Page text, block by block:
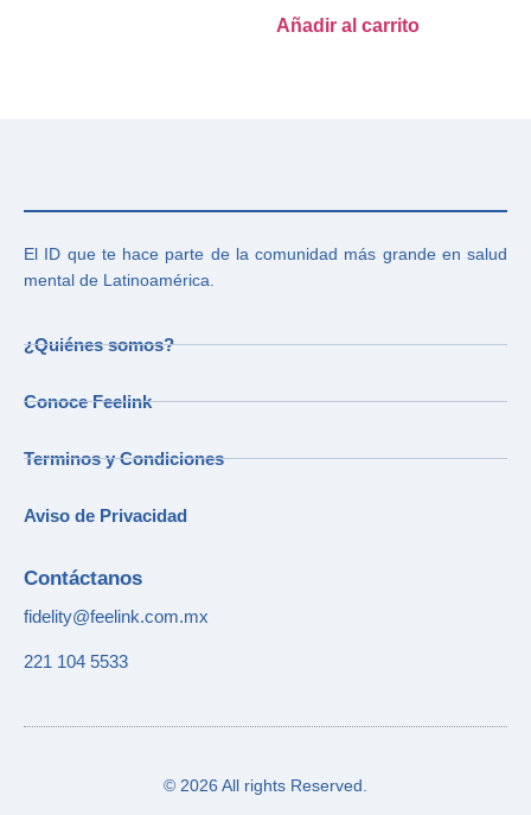
Añadir al carrito
El ID que te hace parte de la comunidad más grande en salud
mental de Latinoamérica.
¿Quiénes somos?
Conoce Feelink
Terminos y Condiciones
Aviso de Privacidad
Contáctanos
fidelity@feelink.com.mx
221 104 5533
© 2026 All rights Reserved.